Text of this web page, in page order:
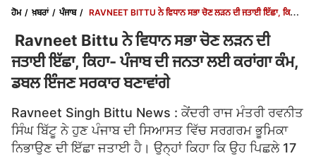
ਹੋਮ ਖ਼ਬਰਾਂ ਪੰਜਾਬ
RAVNEET BITTU ਨੇ ਵਿਧਾਨ ਸਭਾ ਚੋਣ ਲੜਨ ਦੀ ਜਤਾਈ ਇੱਛਾ, ਕਿਹਾ-
Ravneet Bittu ਨੇ ਵਿਧਾਨ ਸਭਾ ਚੋਣ ਲੜਨ ਦੀ
ਜਤਾਈ ਇੱਛਾ, ਕਿਹਾ- ਪੰਜਾਬ ਦੀ ਜਨਤਾ ਲਈ ਕਰਾਂਗਾ ਕੰਮ,
ਡਬਲ ਇੰਜਣ ਸਰਕਾਰ ਬਣਾਵਾਂਗੇ
Ravneet Singh Bittu News : ਕੇਂਦਰੀ ਰਾਜ ਮੰਤਰੀ ਰਵਨੀਤ
ਸਿੰਘ ਬਿੱਟੂ ਨੇ ਹੁਣ ਪੰਜਾਬ ਦੀ ਸਿਆਸਤ ਵਿੱਚ ਸਰਗਰਮ ਭੂਮਿਕਾ
ਨਿਭਾਉਣ ਦੀ ਇੱਛਾ ਜਤਾਈ ਹੈ। ਉਨ੍ਹਾਂ ਕਿਹਾ ਕਿ ਉਹ ਪਿਛਲੇ 17